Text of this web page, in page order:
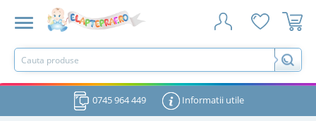
0745 964 449 Informatii utile